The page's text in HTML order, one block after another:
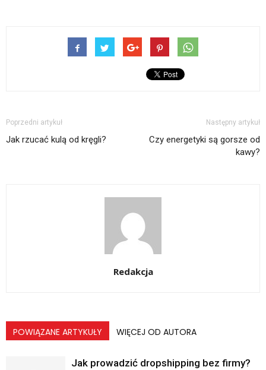
Poprzedni artykuł
Jak rzucać kulą od kręgli?
Następny artykuł
Czy energetyki są gorsze od
kawy?
Redakcja
POWIĄZANE ARTYKUŁY WIĘCEJ OD AUTORA
Jak prowadzić dropshipping bez firmy?